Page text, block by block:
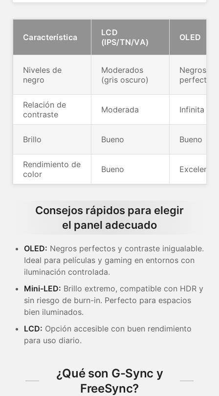
Característica
LCD
(IPS/TN/VA)
OLED
Niveles de
negro
Moderados
(gris oscuro)
Negros
perfectos
Relación de
contraste
Moderada Infinita
Brillo Bueno Bueno
Rendimiento de
color
Bueno Excelente
Consejos rápidos para elegir
el panel adecuado
OLED: Negros perfectos y contraste inigualable.
Ideal para películas y gaming en entornos con
iluminación controlada.
Mini-LED: Brillo extremo, compatible con HDR y
sin riesgo de burn-in. Perfecto para espacios
bien iluminados.
LCD: Opción accesible con buen rendimiento
para uso diario.
¿Qué son G-Sync y
FreeSync?